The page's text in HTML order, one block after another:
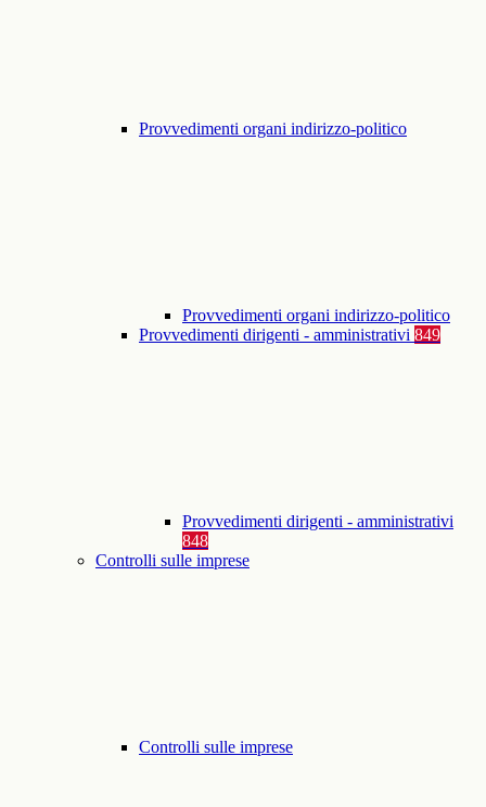
Provvedimenti organi indirizzo-politico
Provvedimenti organi indirizzo-politico
Provvedimenti dirigenti - amministrativi 849
Provvedimenti dirigenti - amministrativi
848
Controlli sulle imprese
Controlli sulle imprese